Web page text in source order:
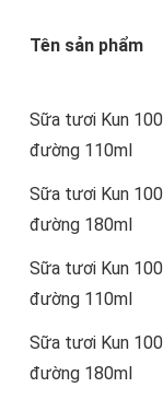
Tên sản phẩm
Sữa tươi Kun
đường 110ml
Sữa tươi Kun
đường 180ml
Sữa tươi Kun
đường 110ml
Sữa tươi Kun
đường 180ml